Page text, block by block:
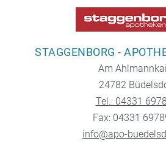
STAGGENBORG -
Am
24782
Tel.: 04331
Fax: 04331
info@apo-